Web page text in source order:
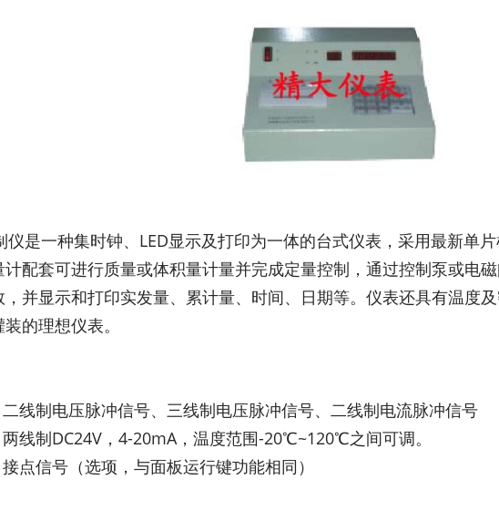
仪是一种集时钟、LED显示及打印为一体的台式仪表，采用最新单
配套可进行质量或体积量计量并完成定量控制，通过控制泵或电
并显示和打印实发量、累计量、时间、日期等。仪表还具有温度
的理想仪表。
线制电压脉冲信号、三线制电压脉冲信号、二线制电流脉冲信号
线制DC24V，4-20mA，温度范围-20℃~120℃之间可调。
点信号（选项，与面板运行键功能相同）